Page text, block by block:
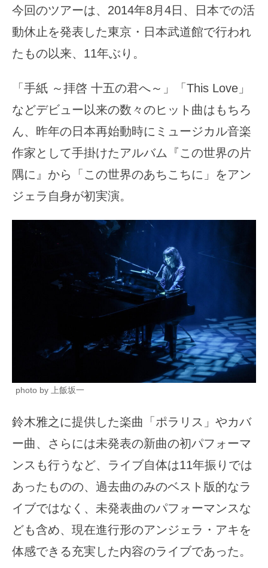
今回のツアーは、2014年8月4日、日本での活
動休止を発表した東京・日本武道館で行われ
たもの以来、11年ぶり。
「手紙 ～拝啓 十五の君へ～」「This Love」
などデビュー以来の数々のヒット曲はもちろ
ん、昨年の日本再始動時にミュージカル音楽
作家として手掛けたアルバム『この世界の片
隅に』から「この世界のあちこちに」をアン
ジェラ自身が初実演。
photo by 上飯坂一
鈴木雅之に提供した楽曲「ポラリス」やカバ
ー曲、さらには未発表の新曲の初パフォーマ
ンスも行うなど、ライブ自体は11年振りでは
あったものの、過去曲のみのベスト版的なラ
イブではなく、未発表曲のパフォーマンスな
ども含め、現在進行形のアンジェラ・アキを
体感できる充実した内容のライブであった。